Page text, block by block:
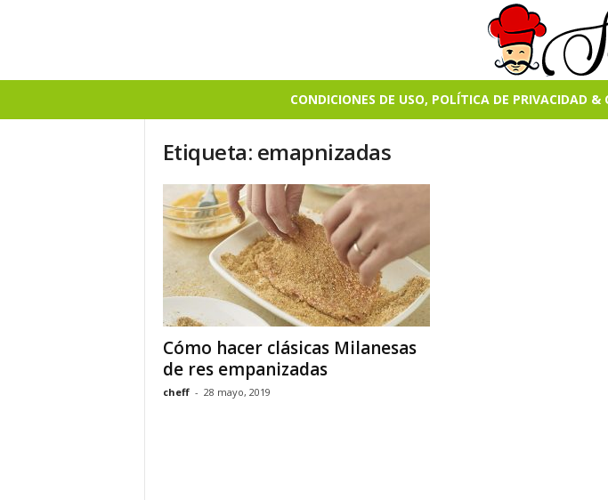
CONDICIONES DE USO, POLÍTICA DE PRIVACIDAD &
Etiqueta: emapnizadas
Cómo hacer clásicas Milanesas
de res empanizadas
cheff - 28 mayo, 2019